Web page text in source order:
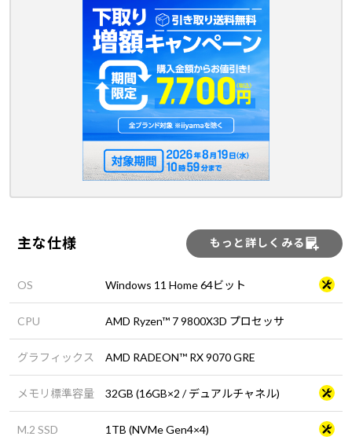
主な仕様 もっと詳しくみる
OS Windows 11 Home 64ビット
CPU AMD Ryzen™ 7 9800X3D プロセッサ
グラフィックス AMD RADEON™ RX 9070 GRE
メモリ標準容量 32GB (16GB×2 / デュアルチャネル)
M.2 SSD 1TB (NVMe Gen4×4)